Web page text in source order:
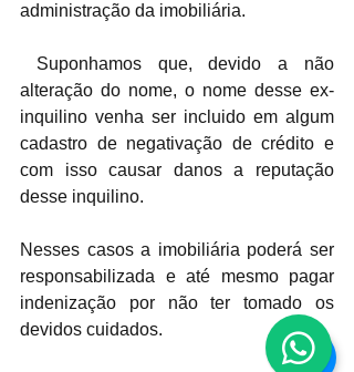
administração da imobiliária.
Suponhamos que, devido a não
alteração do nome, o nome desse ex-
inquilino venha ser incluido em algum
cadastro de negativação de crédito e
com isso causar danos a reputação
desse inquilino.
Nesses casos a imobiliária poderá ser
responsabilizada e até mesmo pagar
indenização por não ter tomado os
devidos cuidados.